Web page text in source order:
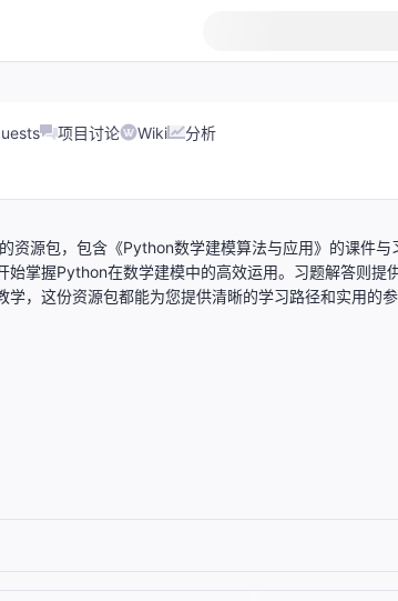
项目讨论 Wiki 分析
资源包，包含《Python数学建模算法与应用》的课件
始掌握Python在数学建模中的高效运用。习题解答则提
，这份资源包都能为您提供清晰的学习路径和实用的